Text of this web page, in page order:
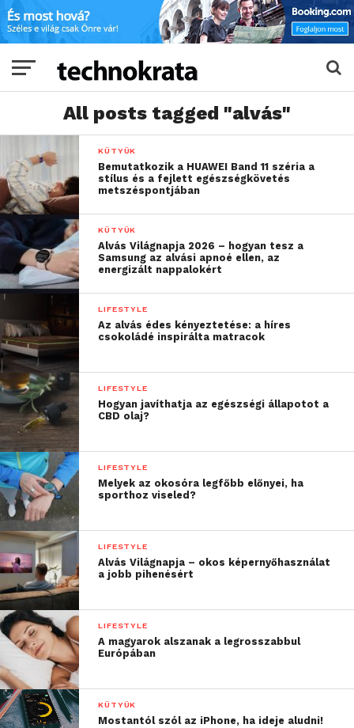
All posts tagged "alvás"
KÜTYÜK
Bemutatkozik a HUAWEI Band 11 széria a
stílus és a fejlett egészségkövetés
metszéspontjában
KÜTYÜK
Alvás Világnapja 2026 – hogyan tesz a
Samsung az alvási apnoé ellen, az
energizált nappalokért
LIFESTYLE
Az alvás édes kényeztetése: a híres
csokoládé inspirálta matracok
LIFESTYLE
Hogyan javíthatja az egészségi állapotot a
CBD olaj?
LIFESTYLE
Melyek az okosóra legfőbb előnyei, ha
sporthoz viseled?
LIFESTYLE
Alvás Világnapja – okos képernyőhasználat
a jobb pihenésért
LIFESTYLE
A magyarok alszanak a legrosszabbul
Európában
KÜTYÜK
Mostantól szól az iPhone, ha ideje aludni!